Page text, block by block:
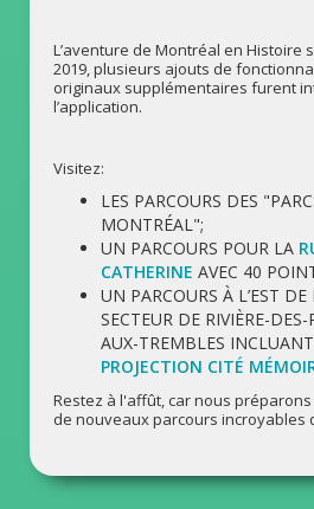
L’aventure de Montréal en Histoire
2019, plusieurs ajouts de
originaux supplémentaires furent
l’application.
Visitez:
LES PARCOURS DES
MONTRÉAL";
UN PARCOURS POUR LA
CATHERINE AVEC 40
UN PARCOURS À L’EST DE
SECTEUR DE RIVIÈRE-
AUX-TREMBLES
PROJECTION CITÉ
Restez à l'affût, car nous
de nouveaux parcours incroyables